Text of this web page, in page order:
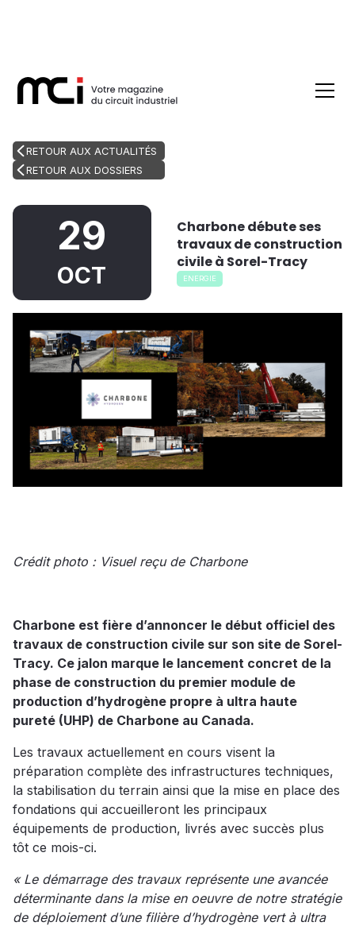
RETOUR AUX ACTUALITÉS
RETOUR AUX DOSSIERS
29
OCT
Charbone débute ses
travaux de construction
civile à Sorel-Tracy
ENERGIE
Crédit photo : Visuel reçu de Charbone
Charbone est fière d’annoncer le début officiel des
travaux de construction civile sur son site de Sorel-
Tracy. Ce jalon marque le lancement concret de la
phase de construction du premier module de
production d’hydrogène propre à ultra haute
pureté (UHP) de Charbone au Canada.
Les travaux actuellement en cours visent la
préparation complète des infrastructures techniques,
la stabilisation du terrain ainsi que la mise en place des
fondations qui accueilleront les principaux
équipements de production, livrés avec succès plus
tôt ce mois-ci.
« Le démarrage des travaux représente une avancée
déterminante dans la mise en oeuvre de notre stratégie
de déploiement d’une filière d’hydrogène vert à ultra